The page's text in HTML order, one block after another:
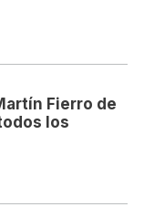
Fierro de
los